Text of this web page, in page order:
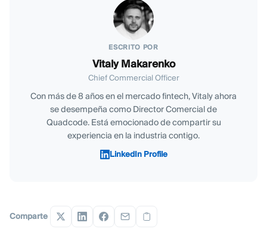
ESCRITO POR
Vitaly Makarenko
Chief Commercial Officer
Con más de 8 años en el mercado fintech, Vitaly ahora
se desempeña como Director Comercial de
Quadcode. Está emocionado de compartir su
experiencia en la industria contigo.
LinkedIn Profile
Comparte